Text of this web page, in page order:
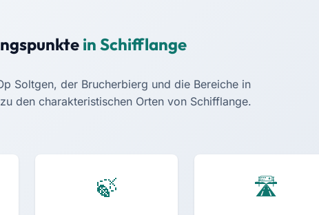
in Schifflange
Soltgen, der Brucherbierg und die Bereiche in
den charakteristischen Orten von Schifflange.